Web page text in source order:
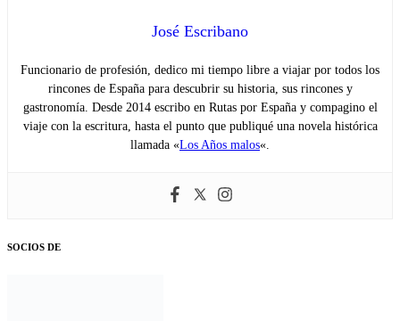
José Escribano
Funcionario de profesión, dedico mi tiempo libre a viajar por todos los
rincones de España para descubrir su historia, sus rincones y
gastronomía. Desde 2014 escribo en Rutas por España y compagino el
viaje con la escritura, hasta el punto que publiqué una novela histórica
llamada «Los Años malos«.
SOCIOS DE